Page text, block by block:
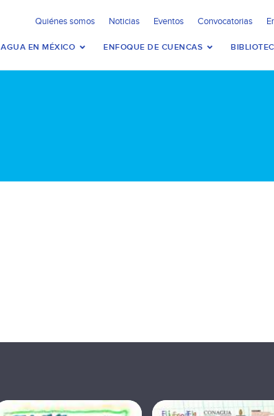
Quiénes somos Noticias Eventos Convocatorias
AGUA EN MÉXICO ENFOQUE DE CUENCAS